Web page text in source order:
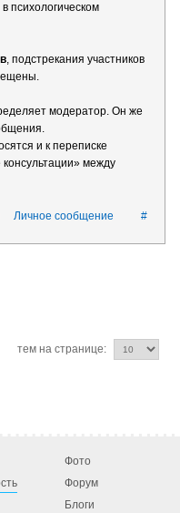
психологическом
, подстрекания участников
модератор. Он же
и к переписке
между
#
Личное сообщение
тем на странице:
Фото
Форум
Блоги